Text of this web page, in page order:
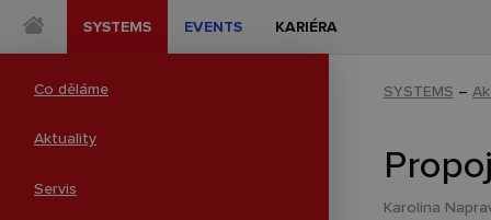
SYSTEMS
Co děláme
Aktuality
Servis
EVENTS KARIÉRA
SYSTEMS –
Karolina